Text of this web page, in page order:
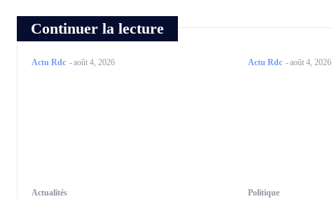
Continuer la lecture
Actu Rdc -août 4, 2026
Actualités
Actu Rdc -août 4, 2026
Politique